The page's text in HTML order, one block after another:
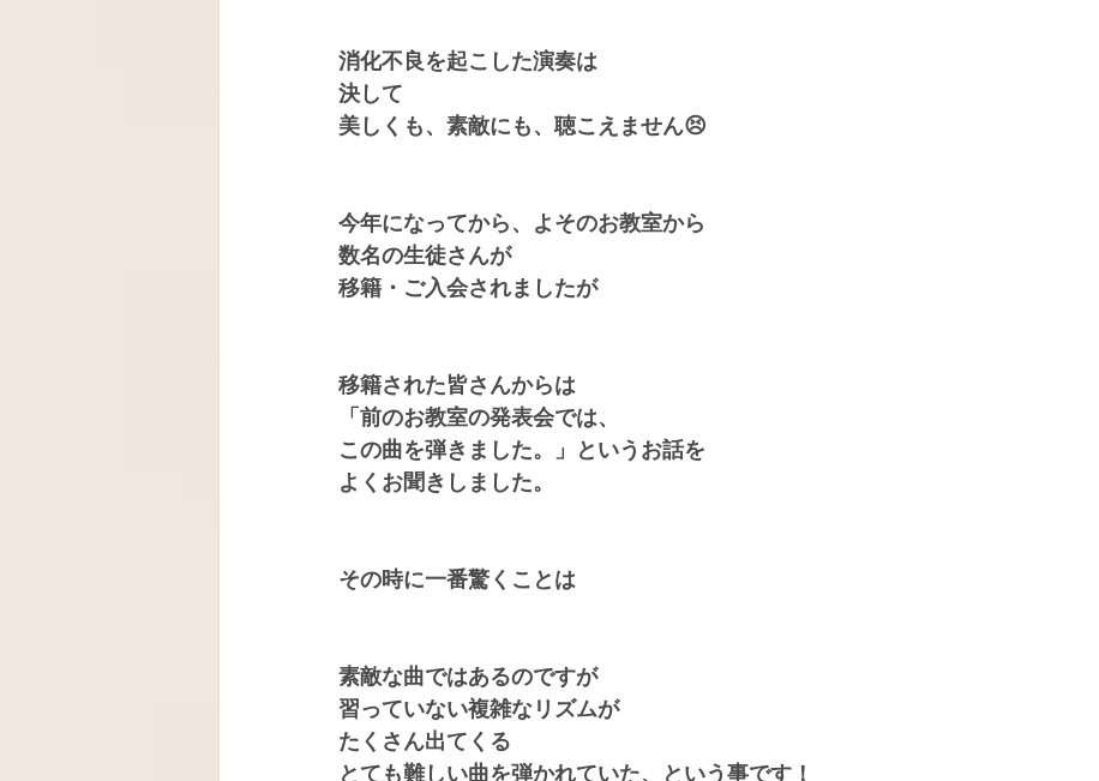
消化不良を起こした演奏は
決して
美しくも、素敵にも、聴こえません😣
今年になってから、よそのお教室から
数名の生徒さんが
移籍・ご入会されましたが
移籍された皆さんからは
「前のお教室の発表会では、
この曲を弾きました。」というお話を
よくお聞きしました。
その時に一番驚くことは
素敵な曲ではあるのですが
習っていない複雑なリズムが
たくさん出てくる
とても難しい曲を弾かれていた、という事です！